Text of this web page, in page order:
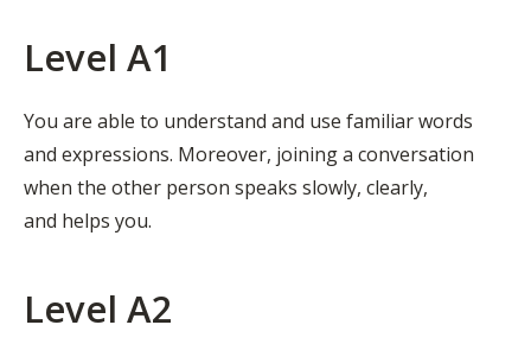
Level A1
You are able to understand and use familiar words
and expressions. Moreover, joining a conversation
when the other person speaks slowly, clearly,
and helps you.
Level A2